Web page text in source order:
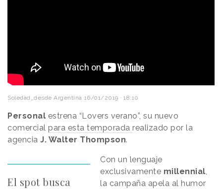
Soledad_desde Argentina 16/01/2019 · 18:10
Personal estrena “Lovers verano”, su nuevo
comercial para esta temporada realizado por la
agencia J. Walter Thompson.
El spot busca
Con un lenguaje
exclusivamente millennial,
la campaña apela al humor